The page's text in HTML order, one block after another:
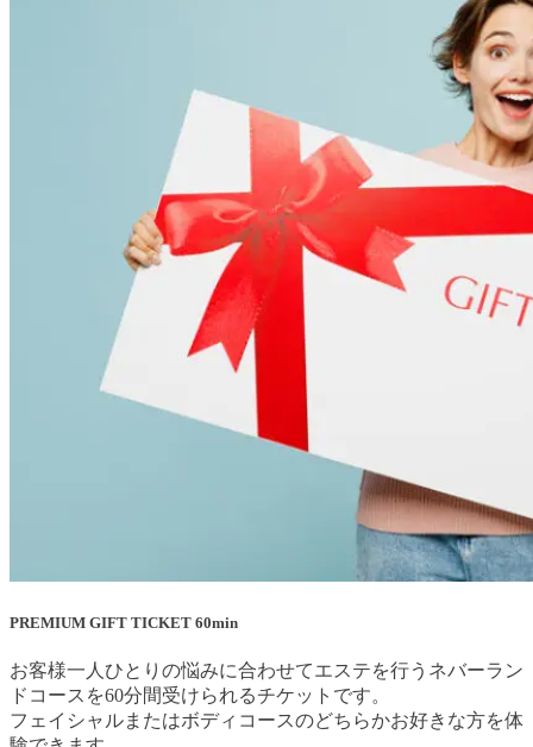
PREMIUM GIFT TICKET 60min
お客様一人ひとりの悩みに合わせてエステを行うネバーラン
ドコースを60分間受けられるチケットです。
フェイシャルまたはボディコースのどちらかお好きな方を体